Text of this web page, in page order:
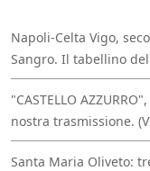
Napoli-Celta Vigo,
Sangro. Il tabellino
"CASTELLO
nostra trasmissione.
Santa Maria Oliveto: